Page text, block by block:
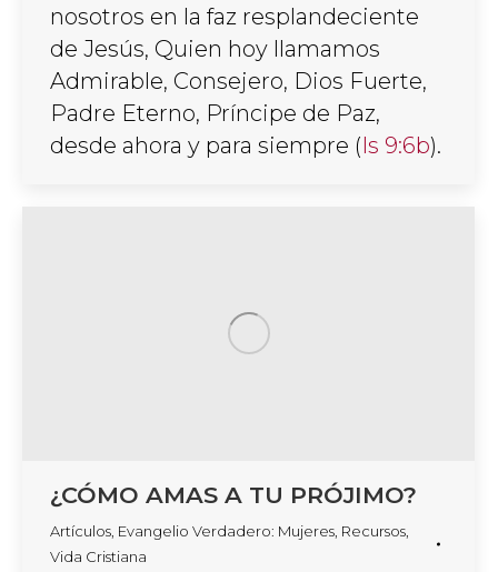
nosotros en la faz resplandeciente
de Jesús, Quien hoy llamamos
Admirable, Consejero, Dios Fuerte,
Padre Eterno, Príncipe de Paz,
desde ahora y para siempre (Is 9:6b).
¿CÓMO AMAS A TU PRÓJIMO?
Artículos Evangelio Verdadero: Mujeres Recursos
Vida Cristiana